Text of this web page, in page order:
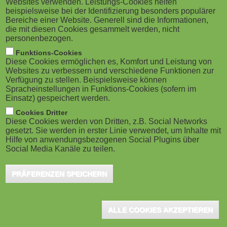
M
o
b
i
l
e
)
g
a
o
n
Toronto (CA), January 2023 - Complete Learning
Solutions, a recognized consulting services leader for
learning and performance management systems in the
APAC region, has partnered with Cognota®, a leading
provider of operations software built specifically for
learning and development teams.
"According to the ATD, 85% of L&D teams use between three and
eight tools to manage learning ops, and 69% of them would like
to consolidate," said Ryan Austin, CEO of Cognota. "This
partnership opens the opportunity for Australian and New
Websites verwenden. Leistungs-Cookies helfen
beispielsweise bei der Identifizierung besonders populärer
Bereiche einer Website. Generell sind die Informationen,
die mit diesen Cookies gesammelt werden, nicht
personenbezogen.
Funktions-Cookies
Diese Cookies ermöglichen es, Komfort und Leistung von
Websites zu verbessern und verschiedene Funktionen zur
Verfügung zu stellen. Beispielsweise können
Spracheinstellungen in Funktions-Cookies (sofern im
Einsatz) gespeichert werden.
Cookies Dritter
Diese Cookies werden von Dritten, z.B. Social Networks
gesetzt. Sie werden in erster Linie verwendet, um Inhalte mit
Hilfe von anwendungsbezogenen Social Plugins über
Social Media Kanäle zu teilen.
PRÄFERENZEN SPEICHERN
ALLE COOKIES AKZEPTIEREN